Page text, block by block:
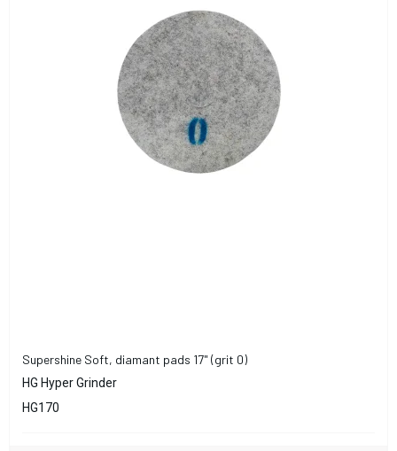
Supershine Soft, diamant pads 17" (grit 0)
HG Hyper Grinder
HG170